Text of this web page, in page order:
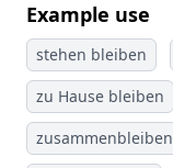
Example use
stehen bleiben
zu Hause bleiben
zusammenbleiben